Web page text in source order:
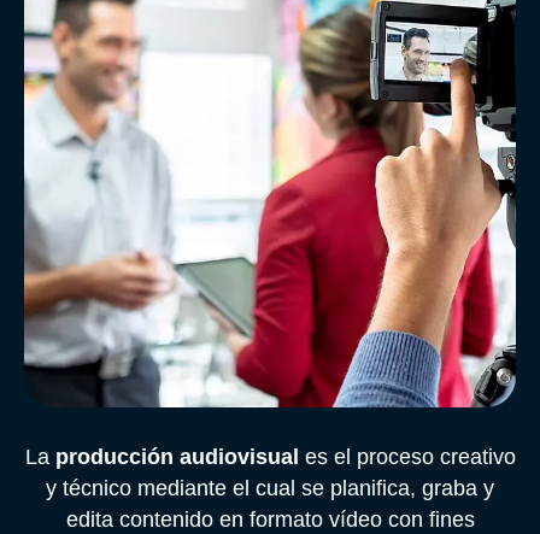
La producción audiovisual es el proceso creativo
y técnico mediante el cual se planifica, graba y
edita contenido en formato vídeo con fines